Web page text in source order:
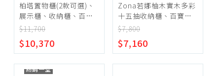
超商取貨
柏塔置物櫃(2款可選)、
展示櫃、收納櫃、百寶
櫃、斗櫃、邊櫃、玄關
居家無限】
$11,700
$10,370
Zona若娜柚木實木多彩
十五抽收納櫃、百寶
櫃、斗櫃、邊櫃、玄關
居家無限】
$7,800
$7,160
熱銷一空